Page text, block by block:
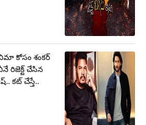
కోసం శంకర్
రిజెక్ట్ చేసిన
కట్ చేస్తే..